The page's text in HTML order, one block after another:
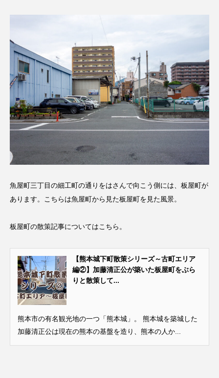
魚屋町三丁目の細工町の通りをはさんで向こう側には、板屋町が
あります。こちらは魚屋町から見た板屋町を見た風景。
板屋町の散策記事についてはこちら。
【熊本城下町散策シリーズ～古町エリア
編②】加藤清正公が築いた板屋町をぶら
りと散策して...
熊本市の有名観光地の一つ「熊本城」。 熊本城を築城した
加藤清正公は現在の熊本の基盤を造り、熊本の人か...